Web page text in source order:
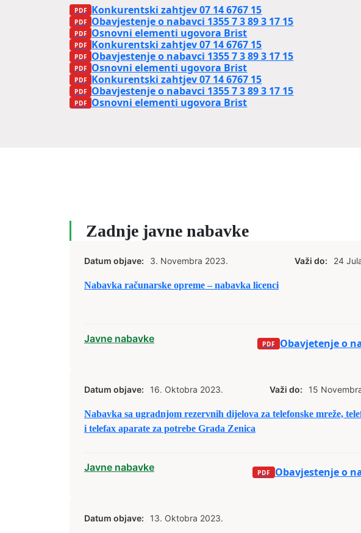
Konkurentski zahtjev 07 14 6767 15
Obavjestenje o nabavci 1355 7 3 89 3 17 15
Osnovni elementi ugovora Brist
Konkurentski zahtjev 07 14 6767 15
Obavjestenje o nabavci 1355 7 3 89 3 17 15
Osnovni elementi ugovora Brist
Konkurentski zahtjev 07 14 6767 15
Obavjestenje o nabavci 1355 7 3 89 3 17 15
Osnovni elementi ugovora Brist
Zadnje javne nabavke
Datum objave: 3. Novembra 2023. Važi do: 24
Nabavka računarske opreme – nabavka licenci
Javne nabavke Obavjetenje o
Datum objave: 16. Oktobra 2023. Važi do: 15
Nabavka sa ugradnjom rezervnih dijelova za telefonske mreže,
i telefax aparate za potrebe Grada Zenica
Javne nabavke Obavjestenje o
Datum objave: 13. Oktobra 2023.